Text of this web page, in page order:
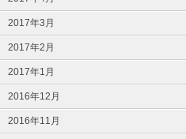
2017年3月
2017年2月
2017年1月
2016年12月
2016年11月